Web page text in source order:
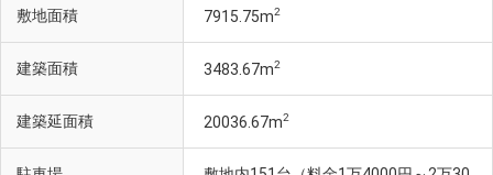
敷地面積 7915.75m2
建築面積 3483.67m2
建築延面積 20036.67m2